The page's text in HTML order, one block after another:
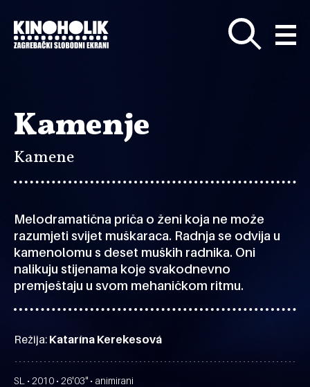
glavni
sadržaj
Kamenje
Kamene
Melodramatična priča o ženi koja ne može
razumjeti svijet muškaraca. Radnja se odvija u
kamenolomu s deset muških radnika. Oni
nalikuju stijenama koje svakodnevno
premještaju u svom mehaničkom ritmu.
Režija: Katarína Kerekesová
SL • 2010 • 26'03" • animirani